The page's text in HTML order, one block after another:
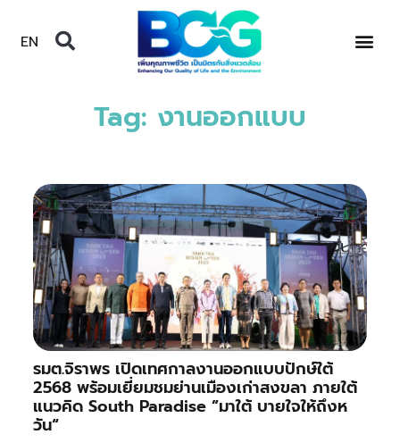
EN
Tag: งานออกแบบ
รมต.จิราพร เปิดเทศกาลงานออกแบบปักษ์ใต้
2568 พร้อมเยี่ยมชมย่านเมืองเก่าสงขลา ภายใต้
แนวคิด South Paradise ”มาใต้ บายใจให้ถึงห
วัน“